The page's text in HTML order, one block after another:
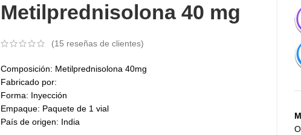
Metilprednisolona 40 mg
(15 reseñas de clientes)
Composición: Metilprednisolona 40mg
Fabricado por:
Forma: Inyección
Empaque: Paquete de 1 vial
País de origen: India